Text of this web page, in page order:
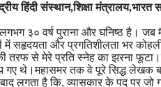
हिंदी संस्थान,शिक्षा मंत्रालय,भारत
३० वर्ष पुराना और घनिष्ठ है। जब
में सहृदयता और प्रगतिशीलता भर
तरफ से मेरे प्रति स्नेह का झरना
थे।महासमर तक वे पूरे सिद्ध लेखक
लगता है कि, व्यासकार के पद पर जो